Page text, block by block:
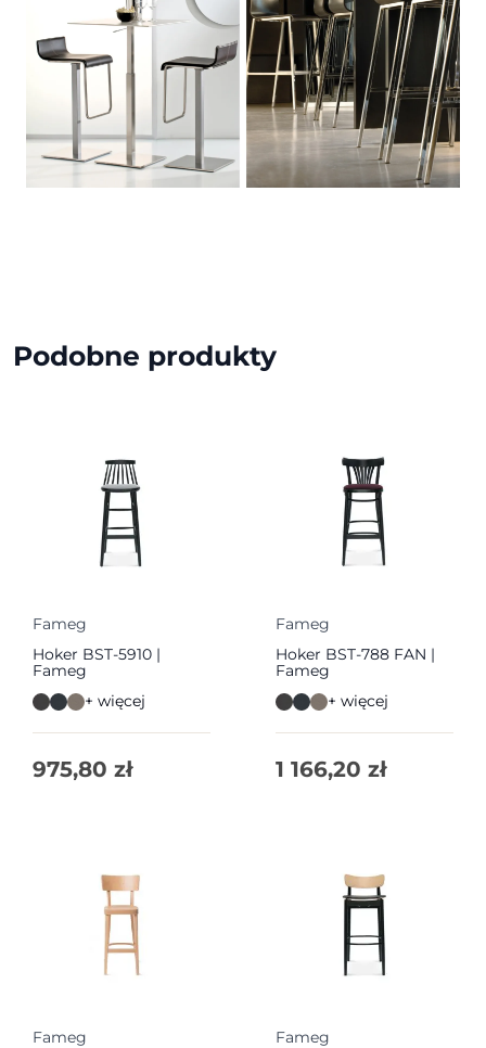
Podobne produkty
Fameg
Hoker BST-5910 |
Fameg
+ więcej
975,80 zł
Fameg
Hoker BST-788 FAN |
Fameg
+ więcej
1 166,20 zł
Fameg
Fameg